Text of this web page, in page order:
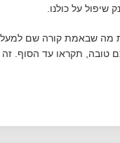
על כולנו.
מה שבאמת קורה שם
טובה, תקראו עד הסוף. זה